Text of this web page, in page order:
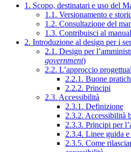
1. Scopo, destinatari e uso del
1.1. Versionamento e
1.2. Consultazione del
1.3. Contribuisci al
2. Introduzione al design per i
2.1. Design per
government)
2.2. L’approccio
2.2.1. Buone
2.2.2. Principi
2.3. Accessibilità
2.3.1. Definizione
2.3.2. Accessibilità
2.3.3. Principi per
2.3.4. Linee guida
2.3.5. Come